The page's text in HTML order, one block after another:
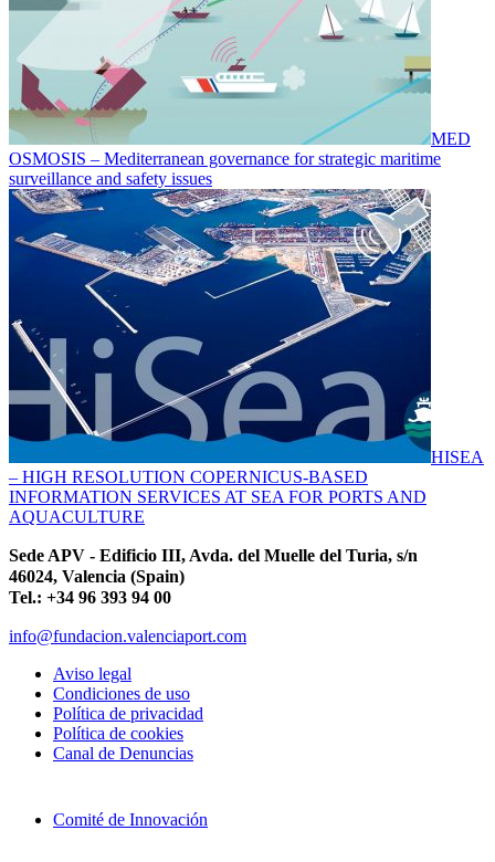
MED
OSMOSIS – Mediterranean governance for strategic maritime
surveillance and safety issues
HISEA
– HIGH RESOLUTION COPERNICUS-BASED
INFORMATION SERVICES AT SEA FOR PORTS AND
AQUACULTURE
Sede APV - Edificio III, Avda. del Muelle del Turia, s/n
46024, Valencia (Spain)
Tel.: +34 96 393 94 00
info@fundacion.valenciaport.com
Aviso legal
Condiciones de uso
Política de privacidad
Política de cookies
Canal de Denuncias
Comité de Innovación